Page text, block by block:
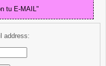
tu E-MAIL"
address: